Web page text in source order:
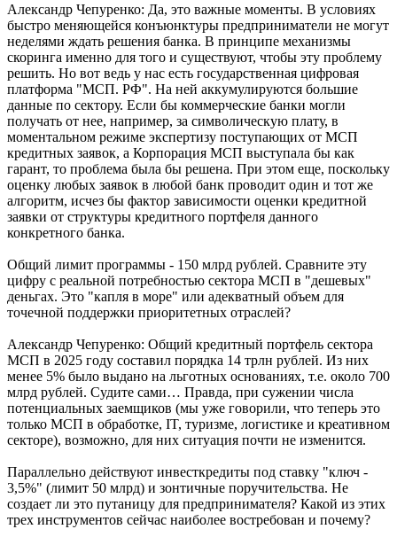
Александр Чепуренко: Да, это важные моменты. В условиях
быстро меняющейся конъюнктуры предприниматели не могут
неделями ждать решения банка. В принципе механизмы
скоринга именно для того и существуют, чтобы эту проблему
решить. Но вот ведь у нас есть государственная цифровая
платформа "МСП. РФ". На ней аккумулируются большие
данные по сектору. Если бы коммерческие банки могли
получать от нее, например, за символическую плату, в
моментальном режиме экспертизу поступающих от МСП
кредитных заявок, а Корпорация МСП выступала бы как
гарант, то проблема была бы решена. При этом еще, поскольку
оценку любых заявок в любой банк проводит один и тот же
алгоритм, исчез бы фактор зависимости оценки кредитной
заявки от структуры кредитного портфеля данного
конкретного банка.
Общий лимит программы - 150 млрд рублей. Сравните эту
цифру с реальной потребностью сектора МСП в "дешевых"
деньгах. Это "капля в море" или адекватный объем для
точечной поддержки приоритетных отраслей?
Александр Чепуренко: Общий кредитный портфель сектора
МСП в 2025 году составил порядка 14 трлн рублей. Из них
менее 5% было выдано на льготных основаниях, т.е. около 700
млрд рублей. Судите сами… Правда, при сужении числа
потенциальных заемщиков (мы уже говорили, что теперь это
только МСП в обработке, IT, туризме, логистике и креативном
секторе), возможно, для них ситуация почти не изменится.
Параллельно действуют инвесткредиты под ставку "ключ -
3,5%" (лимит 50 млрд) и зонтичные поручительства. Не
создает ли это путаницу для предпринимателя? Какой из этих
трех инструментов сейчас наиболее востребован и почему?